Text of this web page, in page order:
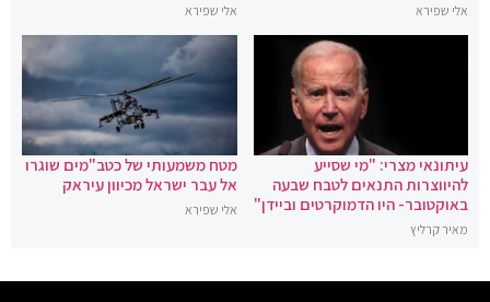
אלי שפירא אלי שפירא
עיתונאי מצרי: "מי שסייע
להיווצרות התנאים לטבח שבעה
באוקטובר- היו הדמוקרטים וביידן"
מאיר קרליץ
מטח משמעותי של כטב"מים שוגרו
אל עבר ישראל מכיוון עיראק
אלי שפירא